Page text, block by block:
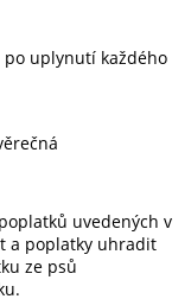
uplynutí každého
uvedených v
a poplatky uhradit
ze psů